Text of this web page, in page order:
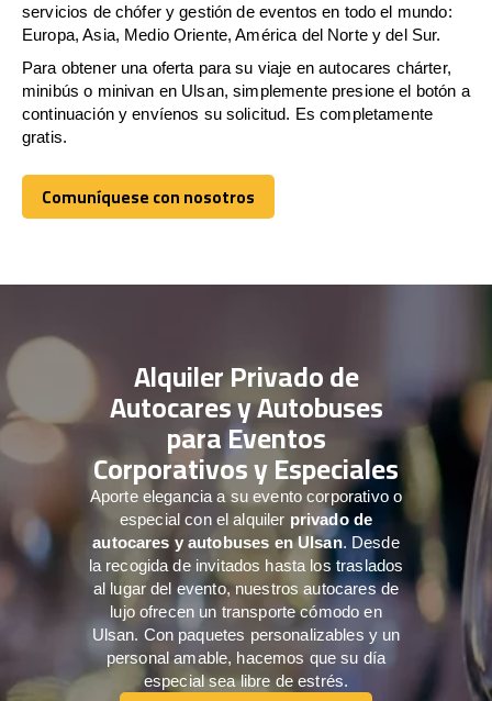
servicios de chófer y gestión de eventos en todo el mundo:
Europa, Asia, Medio Oriente, América del Norte y del Sur.
Para obtener una oferta para su viaje en autocares chárter,
minibús o minivan en Ulsan, simplemente presione el botón a
continuación y envíenos su solicitud. Es completamente
gratis.
Comuníquese con nosotros
Comuníquese con nosotros
Alquiler Privado de
Autocares y Autobuses
para Eventos
Corporativos y Especiales
Aporte elegancia a su evento corporativo o
especial con el alquiler privado de
autocares y autobuses en Ulsan. Desde
la recogida de invitados hasta los traslados
al lugar del evento, nuestros autocares de
lujo ofrecen un transporte cómodo en
Ulsan. Con paquetes personalizables y un
personal amable, hacemos que su día
especial sea libre de estrés.